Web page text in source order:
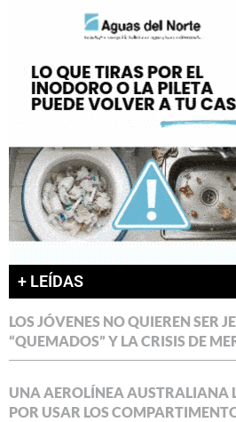
+ LEÍDAS
LOS JÓVENES NO QUIEREN SER
“QUEMADOS” Y LA CRISIS DE
UNA AEROLÍNEA AUSTRALIANA
POR USAR LOS